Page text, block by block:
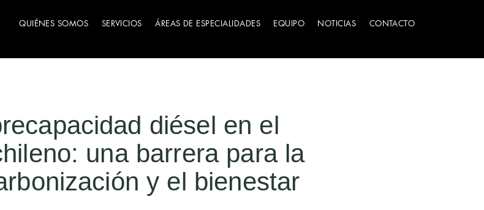
QUIÉNES SOMOS SERVICIOS ÁREAS DE ESPECIALIDADES EQUIPO NOTICIAS CONTACTO
diésel en el
una barrera para la
y el bienestar